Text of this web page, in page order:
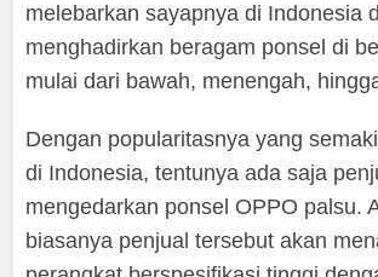
melebarkan sayapnya di Indonesia
menghadirkan beragam ponsel di
mulai dari bawah, menengah,
Dengan popularitasnya yang
di Indonesia, tentunya ada saja
mengedarkan ponsel OPPO palsu.
biasanya penjual tersebut akan